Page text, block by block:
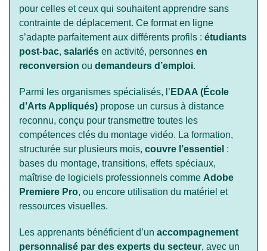
pour celles et ceux qui souhaitent apprendre sans
contrainte de déplacement. Ce format en ligne
s’adapte parfaitement aux différents profils : étudiants
post-bac, salariés en activité, personnes en
reconversion ou demandeurs d’emploi.
Parmi les organismes spécialisés, l’ EDAA (École
d’Arts Appliqués) propose un cursus à distance
reconnu, conçu pour transmettre toutes les
compétences clés du montage vidéo. La formation,
structurée sur plusieurs mois, couvre l’essentiel :
bases du montage, transitions, effets spéciaux,
maîtrise de logiciels professionnels comme Adobe
Premiere Pro, ou encore utilisation du matériel et
ressources visuelles.
Les apprenants bénéficient d’un accompagnement
personnalisé par des experts du secteur, avec un